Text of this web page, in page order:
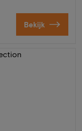
Bekijk